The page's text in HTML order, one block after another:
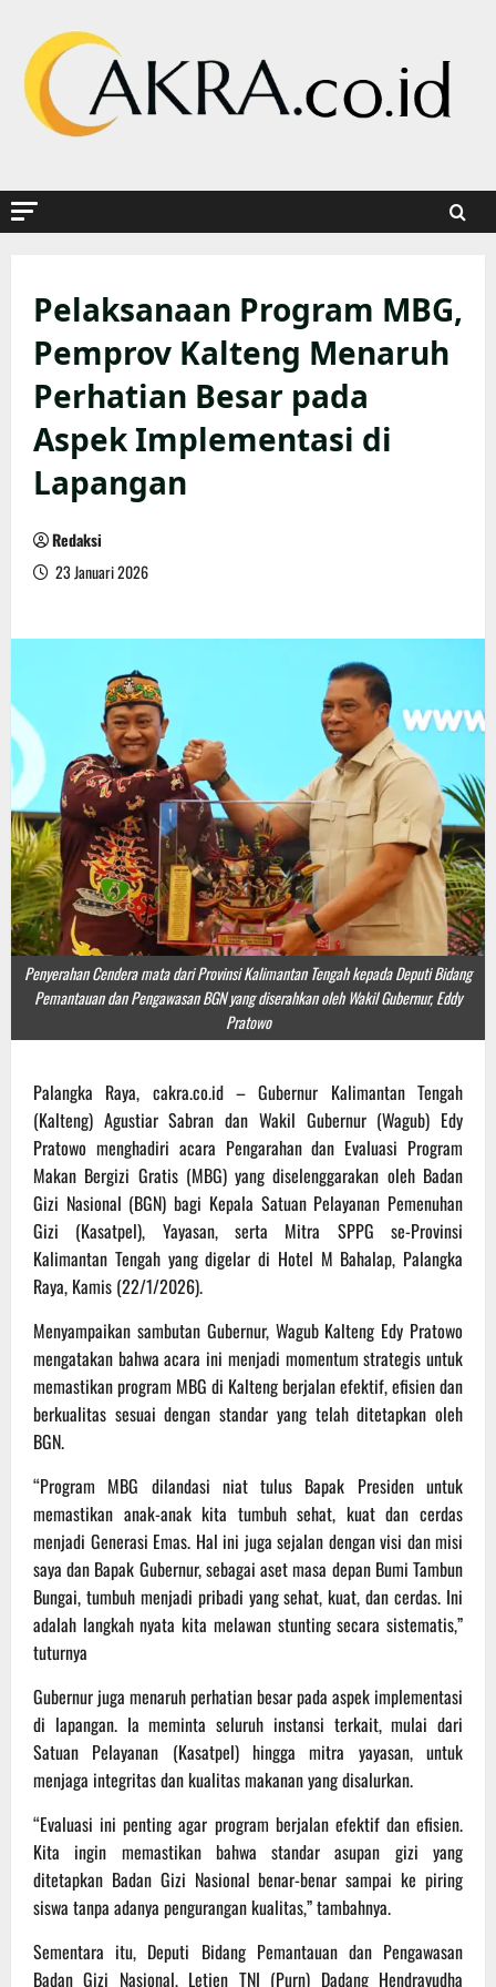
content
Pelaksanaan Program MBG,
Pemprov Kalteng Menaruh
Perhatian Besar pada
Aspek Implementasi di
Lapangan
Redaksi
23 Januari 2026
Penyerahan Cendera mata dari Provinsi Kalimantan Tengah kepada Deputi Bidang
Pemantauan dan Pengawasan BGN yang diserahkan oleh Wakil Gubernur, Eddy
Pratowo
Palangka Raya, cakra.co.id – Gubernur Kalimantan Tengah
(Kalteng) Agustiar Sabran dan Wakil Gubernur (Wagub) Edy
Pratowo menghadiri acara Pengarahan dan Evaluasi Program
Makan Bergizi Gratis (MBG) yang diselenggarakan oleh Badan
Gizi Nasional (BGN) bagi Kepala Satuan Pelayanan Pemenuhan
Gizi (Kasatpel), Yayasan, serta Mitra SPPG se-Provinsi
Kalimantan Tengah yang digelar di Hotel M Bahalap, Palangka
Raya, Kamis (22/1/2026).
Menyampaikan sambutan Gubernur, Wagub Kalteng Edy Pratowo
mengatakan bahwa acara ini menjadi momentum strategis untuk
memastikan program MBG di Kalteng berjalan efektif, efisien dan
berkualitas sesuai dengan standar yang telah ditetapkan oleh
BGN.
“Program MBG dilandasi niat tulus Bapak Presiden untuk
memastikan anak-anak kita tumbuh sehat, kuat dan cerdas
menjadi Generasi Emas. Hal ini juga sejalan dengan visi dan misi
saya dan Bapak Gubernur, sebagai aset masa depan Bumi Tambun
Bungai, tumbuh menjadi pribadi yang sehat, kuat, dan cerdas. Ini
adalah langkah nyata kita melawan stunting secara sistematis,”
tuturnya
Gubernur juga menaruh perhatian besar pada aspek implementasi
di lapangan. Ia meminta seluruh instansi terkait, mulai dari
Satuan Pelayanan (Kasatpel) hingga mitra yayasan, untuk
menjaga integritas dan kualitas makanan yang disalurkan.
“Evaluasi ini penting agar program berjalan efektif dan efisien.
Kita ingin memastikan bahwa standar asupan gizi yang
ditetapkan Badan Gizi Nasional benar-benar sampai ke piring
siswa tanpa adanya pengurangan kualitas,” tambahnya.
Sementara itu, Deputi Bidang Pemantauan dan Pengawasan
Badan Gizi Nasional, Letjen TNI (Purn) Dadang Hendrayudha